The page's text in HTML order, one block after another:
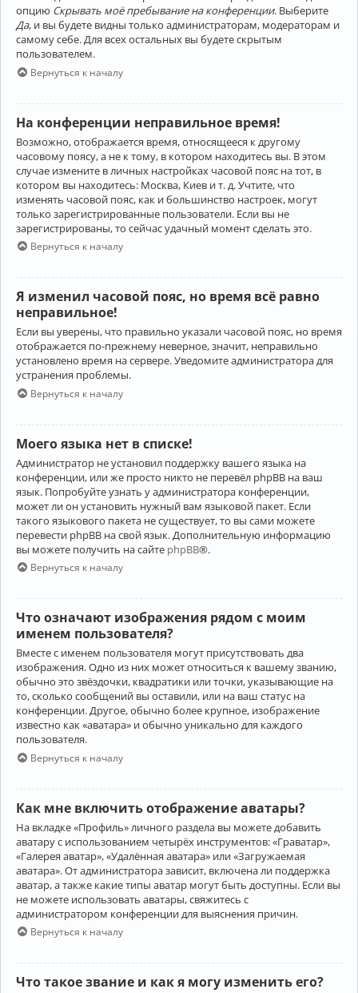
опцию Скрывать моё пребывание на конференции. Выберите
Да, и вы будете видны только администраторам, модераторам и
самому себе. Для всех остальных вы будете скрытым
пользователем.
Вернуться к началу
На конференции неправильное время!
Возможно, отображается время, относящееся к другому
часовому поясу, а не к тому, в котором находитесь вы. В этом
случае измените в личных настройках часовой пояс на тот, в
котором вы находитесь: Москва, Киев и т. д. Учтите, что
изменять часовой пояс, как и большинство настроек, могут
только зарегистрированные пользователи. Если вы не
зарегистрированы, то сейчас удачный момент сделать это.
Вернуться к началу
Я изменил часовой пояс, но время всё равно
неправильное!
Если вы уверены, что правильно указали часовой пояс, но время
отображается по-прежнему неверное, значит, неправильно
установлено время на сервере. Уведомите администратора для
устранения проблемы.
Вернуться к началу
Моего языка нет в списке!
Администратор не установил поддержку вашего языка на
конференции, или же просто никто не перевёл phpBB на ваш
язык. Попробуйте узнать у администратора конференции,
может ли он установить нужный вам языковой пакет. Если
такого языкового пакета не существует, то вы сами можете
перевести phpBB на свой язык. Дополнительную информацию
вы можете получить на сайте phpBB®.
Вернуться к началу
Что означают изображения рядом с моим
именем пользователя?
Вместе с именем пользователя могут присутствовать два
изображения. Одно из них может относиться к вашему званию,
обычно это звёздочки, квадратики или точки, указывающие на
то, сколько сообщений вы оставили, или на ваш статус на
конференции. Другое, обычно более крупное, изображение
известно как «аватара» и обычно уникально для каждого
пользователя.
Вернуться к началу
Как мне включить отображение аватары?
На вкладке «Профиль» личного раздела вы можете добавить
аватару с использованием четырёх инструментов: «Граватар»,
«Галерея аватар», «Удалённая аватара» или «Загружаемая
аватара». От администратора зависит, включена ли поддержка
аватар, а также какие типы аватар могут быть доступны. Если вы
не можете использовать аватары, свяжитесь с
администратором конференции для выяснения причин.
Вернуться к началу
Что такое звание и как я могу изменить его?